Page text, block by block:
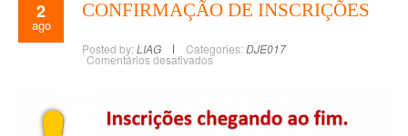
2
ago
CONFIRMAÇÃO DE INSCRIÇÕES
Posted by: LIAG Categories: DJE017
Comentários desativados